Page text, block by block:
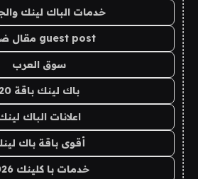
خدمات الباك لينك
guest post مقال ضيف
سوق العرب
باك لينك باقة 20
اعلانات الباك
أقوى باقة باك
خدمات با كلينك 2026